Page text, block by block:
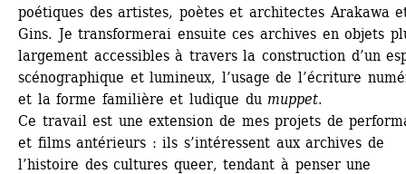
poétiques des artistes, poètes et architectes Arakawa
Gins. Je transformerai ensuite ces archives en objets
largement accessibles à travers la construction d’un
scénographique et lumineux, l’usage de l’écriture
et la forme familière et ludique du muppet.
Ce travail est une extension de mes projets de
et films antérieurs : ils s’intéressent aux archives de
l’histoire des cultures queer, tendant à penser une